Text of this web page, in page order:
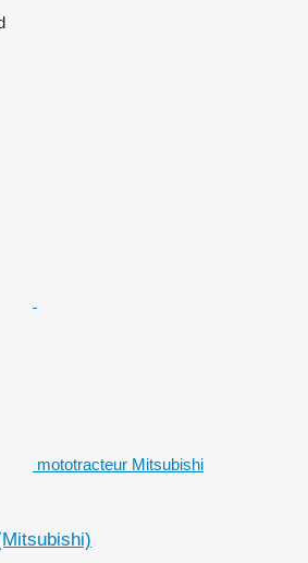
mototracteur Mitsubishi